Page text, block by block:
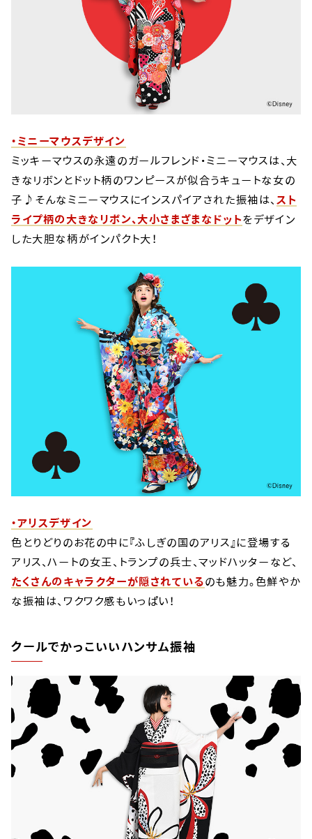
・ミニーマウスデザイン
ミッキーマウスの永遠のガールフレンド・ミニーマウスは、大
きなリボンとドット柄のワンピースが似合うキュートな女の
子♪そんなミニーマウスにインスパイアされた振袖は、 スト
ライプ柄の大きなリボン、大小さまざまなドットをデザイン
した大胆な柄がインパクト大！
・アリスデザイン
色とりどりのお花の中に『ふしぎの国のアリス』に登場する
アリス、ハートの女王、トランプの兵士、マッドハッターなど、
たくさんのキャラクターが隠されているのも魅力。色鮮やか
な振袖は、ワクワク感もいっぱい！
クールでかっこいいハンサム振袖